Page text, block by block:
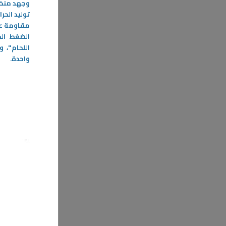
د. محمد
تعني
في ظل
وجهد
توليد
مقاومة
الضغط
واحدة.